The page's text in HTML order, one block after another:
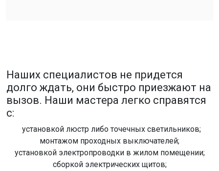
Наших специалистов не придется
долго ждать, они быстро приезжают на
вызов. Наши мастера легко справятся
с:
установкой люстр либо точечных светильников;
монтажом проходных выключателей;
установкой электропроводки в жилом помещении;
сборкой электрических щитов;